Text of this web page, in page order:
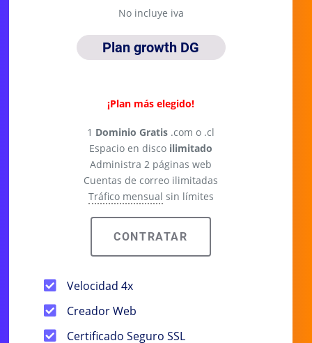
No incluye iva
Plan growth DG
¡Plan más elegido!
1 Dominio Gratis .com o .cl
Espacio en disco ilimitado
Administra 2 páginas web
Cuentas de correo ilimitadas
Tráfico mensual sin límites
CONTRATAR
Velocidad 4x
Creador Web
Certificado Seguro SSL